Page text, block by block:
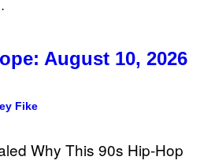
August 10, 2026
Fike